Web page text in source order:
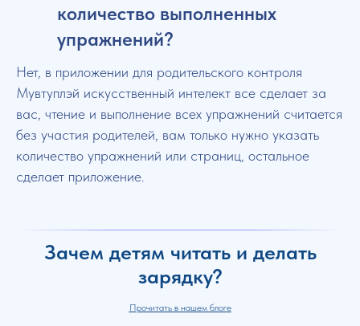
количество выполненных
упражнений?
Нет, в приложении для родительского контроля
Мувтуплэй искусственный интелект все сделает за
вас, чтение и выполнение всех упражнений считается
без участия родителей, вам только нужно указать
количество упражнений или страниц, остальное
сделает приложение.
Зачем детям читать и делать
зарядку?
Прочитать в нашем блоге